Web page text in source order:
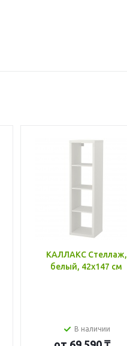
КАЛЛАКС Стеллаж,
белый, 42x147 см
В наличии